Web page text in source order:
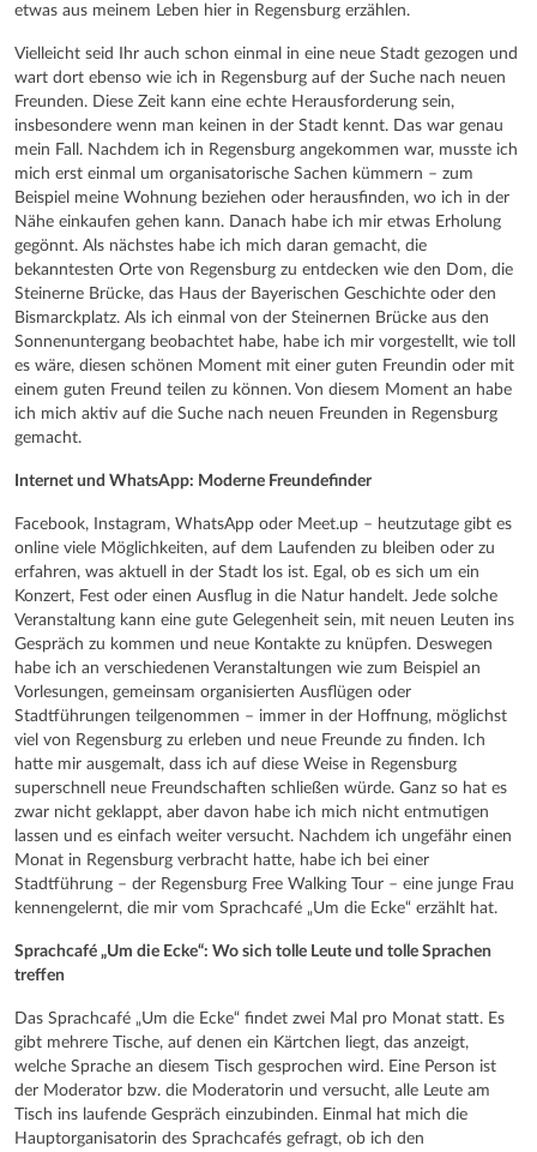
etwas aus meinem Leben hier in Regensburg erzählen.
Vielleicht seid Ihr auch schon einmal in eine neue Stadt gezogen und
wart dort ebenso wie ich in Regensburg auf der Suche nach neuen
Freunden. Diese Zeit kann eine echte Herausforderung sein,
insbesondere wenn man keinen in der Stadt kennt. Das war genau
mein Fall. Nachdem ich in Regensburg angekommen war, musste ich
mich erst einmal um organisatorische Sachen kümmern – zum
Beispiel meine Wohnung beziehen oder herausfinden, wo ich in der
Nähe einkaufen gehen kann. Danach habe ich mir etwas Erholung
gegönnt. Als nächstes habe ich mich daran gemacht, die
bekanntesten Orte von Regensburg zu entdecken wie den Dom, die
Steinerne Brücke, das Haus der Bayerischen Geschichte oder den
Bismarckplatz. Als ich einmal von der Steinernen Brücke aus den
Sonnenuntergang beobachtet habe, habe ich mir vorgestellt, wie toll
es wäre, diesen schönen Moment mit einer guten Freundin oder mit
einem guten Freund teilen zu können. Von diesem Moment an habe
ich mich aktiv auf die Suche nach neuen Freunden in Regensburg
gemacht.
Internet und WhatsApp: Moderne Freundefinder
Facebook, Instagram, WhatsApp oder Meet.up – heutzutage gibt es
online viele Möglichkeiten, auf dem Laufenden zu bleiben oder zu
erfahren, was aktuell in der Stadt los ist. Egal, ob es sich um ein
Konzert, Fest oder einen Ausflug in die Natur handelt. Jede solche
Veranstaltung kann eine gute Gelegenheit sein, mit neuen Leuten ins
Gespräch zu kommen und neue Kontakte zu knüpfen. Deswegen
habe ich an verschiedenen Veranstaltungen wie zum Beispiel an
Vorlesungen, gemeinsam organisierten Ausflügen oder
Stadtführungen teilgenommen – immer in der Hoffnung, möglichst
viel von Regensburg zu erleben und neue Freunde zu finden. Ich
hatte mir ausgemalt, dass ich auf diese Weise in Regensburg
superschnell neue Freundschaften schließen würde. Ganz so hat es
zwar nicht geklappt, aber davon habe ich mich nicht entmutigen
lassen und es einfach weiter versucht. Nachdem ich ungefähr einen
Monat in Regensburg verbracht hatte, habe ich bei einer
Stadtführung – der Regensburg Free Walking Tour – eine junge Frau
kennengelernt, die mir vom Sprachcafé „Um die Ecke“ erzählt hat.
Sprachcafé „Um die Ecke“: Wo sich tolle Leute und tolle Sprachen
treffen
Das Sprachcafé „Um die Ecke“ findet zwei Mal pro Monat statt. Es
gibt mehrere Tische, auf denen ein Kärtchen liegt, das anzeigt,
welche Sprache an diesem Tisch gesprochen wird. Eine Person ist
der Moderator bzw. die Moderatorin und versucht, alle Leute am
Tisch ins laufende Gespräch einzubinden. Einmal hat mich die
Hauptorganisatorin des Sprachcafés gefragt, ob ich den